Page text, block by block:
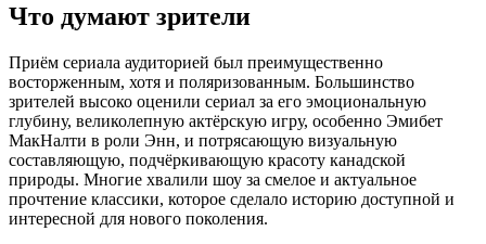
Что думают зрители
Приём сериала аудиторией был преимущественно
восторженным, хотя и поляризованным. Большинство
зрителей высоко оценили сериал за его эмоциональную
глубину, великолепную актёрскую игру, особенно Эмибет
МакНалти в роли Энн, и потрясающую визуальную
составляющую, подчёркивающую красоту канадской
природы. Многие хвалили шоу за смелое и актуальное
прочтение классики, которое сделало историю доступной и
интересной для нового поколения.